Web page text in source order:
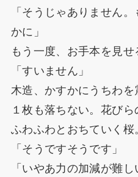
「そうじゃありません
かに」
もう一度、お手本を見せ
「すいません」
木造、かすかにうちわ
１枚も落ちない。花びら
ふわふわとおちていく桜
「そうですそうです」
「いやあ力の加減が難し